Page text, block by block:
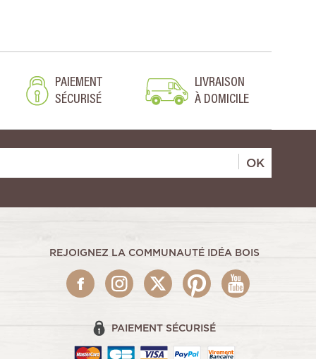
PAIEMENT
SÉCURISÉ
LIVRAISON
À DOMICILE
OK
REJOIGNEZ LA COMMUNAUTÉ IDÉA BOIS
PAIEMENT SÉCURISÉ